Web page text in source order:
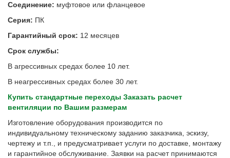
Соединение: муфтовое или фланцевое
Серия: ПК
Гарантийный срок: 12 месяцев
Срок службы:
В агрессивных средах более 10 лет.
В неагрессивных средах более 30 лет.
Купить стандартные переходы Заказать расчет
вентиляции по Вашим размерам
Изготовление оборудования производится по
индивидуальному техническому заданию заказчика, эскизу,
чертежу и т.п., и предусматривает услуги по доставке, монтажу
и гарантийное обслуживание. Заявки на расчет принимаются